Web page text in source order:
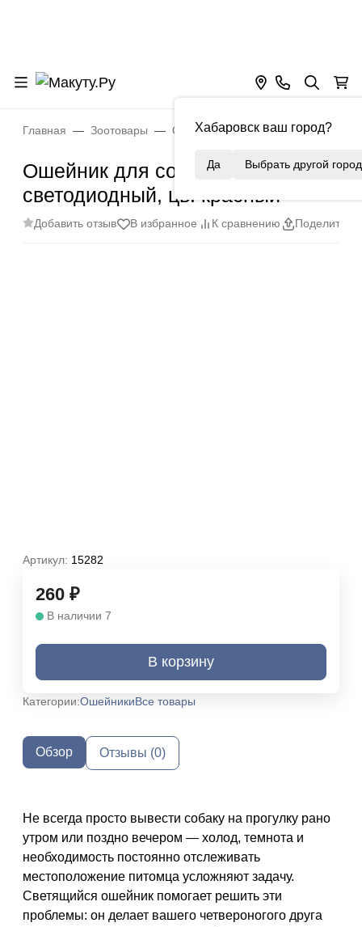
Хабаровск ваш город?
Да Выбрать другой город
Главная Зоотовары Ошейники Ошейник для собак
Ошейник для собак светящийся
светодиодный, цв. красный
Добавить отзыв В избранное К сравнению Поделиться
Артикул: 15282
260 ₽
В наличии 7
В корзину
Категории:ОшейникиВсе товары
Обзор Отзывы (0)
Не всегда просто вывести собаку на прогулку рано
утром или поздно вечером — холод, темнота и
необходимость постоянно отслеживать
местоположение питомца усложняют задачу.
Светящийся ошейник помогает решить эти
проблемы: он делает вашего четвероногого друга